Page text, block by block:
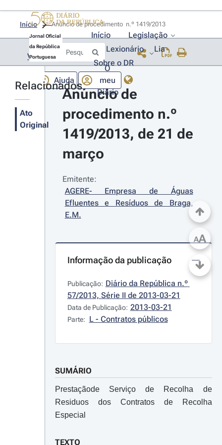
Jornal Oficial
da República
Portuguesa
Início
Legislação
Lexionário
Lia
Sobre o DR
Ajuda
O
meu
Diário
Início
Voltar
Relacionados
Ato
Original
Anúncio de
procedimento n.º
1419/2013, de 21 de
março
Emitente:
AGERE- Empresa de Águas
Efluentes e Resíduos de Braga,
E.M.
Informação da publicação
Publicação: Diário da República n.º
57/2013, Série II de 2013-03-21
Data de Publicação: 2013-03-21
Parte: L - Contratos públicos
SUMÁRIO
Prestaçãode Serviço de Recolha de
Residuos dos Contratos de Recolha
Especial
TEXTO
AA